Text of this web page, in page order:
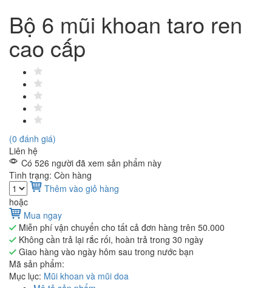
Bộ 6 mũi khoan taro ren
cao cấp
(0 đánh giá)
Liên hệ
Có 526 người đã xem sản phẩm này
Tình trạng: Còn hàng
Thêm vào giỏ hàng
hoặc
Mua ngay
Miễn phí vận chuyển cho tất cả đơn hàng trên 50.000
Không cần trả lại rắc rối, hoàn trả trong 30 ngày
Giao hàng vào ngày hôm sau trong nước bạn
Mã sản phẩm:
Mục lục: Mũi khoan và mũi doa